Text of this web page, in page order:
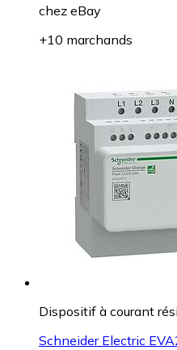
chez eBay
+10 marchands
Dispositif à courant
Schneider Electric